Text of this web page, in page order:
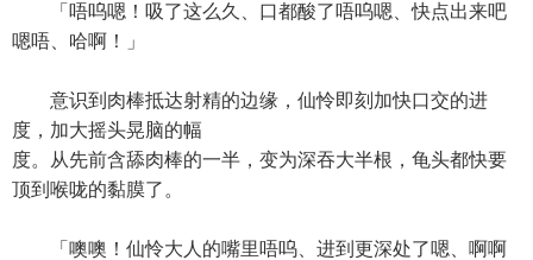
「唔呜嗯！吸了这么久、口都酸了唔呜嗯、快点出来吧
嗯唔、哈啊！」
意识到肉棒抵达射精的边缘，仙怜即刻加快口交的进
度，加大摇头晃脑的幅
度。从先前含舔肉棒的一半，变为深吞大半根，龟头都快要
顶到喉咙的黏膜了。
「噢噢！仙怜大人的嘴里唔呜、进到更深处了嗯、啊啊